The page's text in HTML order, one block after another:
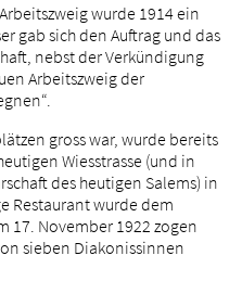
wurde 1914 ein
gab sich den Auftrag und das
nebst der Verkündigung
Arbeitszweig der
gross war, wurde bereits
Wiesstrasse (und in
des heutigen Salems) in
Restaurant wurde dem
17. November 1922 zogen
sieben Diakonissinnen